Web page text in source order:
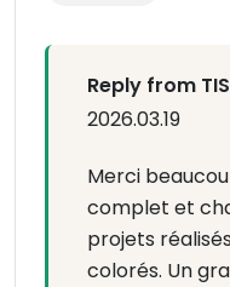
Reply from
2026.03.19
Merci
complet et
projets
colorés. Un